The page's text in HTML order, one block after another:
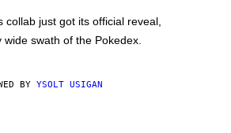
just got its official reveal,
swath of the Pokedex.
BY YSOLT USIGAN